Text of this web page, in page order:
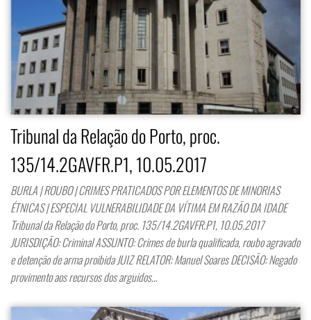
Tribunal da Relação do Porto, proc.
135/14.2GAVFR.P1, 10.05.2017
BURLA | ROUBO | CRIMES PRATICADOS POR ELEMENTOS DE MINORIAS
ÉTNICAS | ESPECIAL VULNERABILIDADE DA VÍTIMA EM RAZÃO DA IDADE
Tribunal da Relação do Porto, proc. 135/14.2GAVFR.P1, 10.05.2017
JURISDIÇÃO: Criminal ASSUNTO: Crimes de burla qualificada, roubo agravado
e detenção de arma proibida JUIZ RELATOR: Manuel Soares DECISÃO: Negado
provimento aos recursos dos arguidos…